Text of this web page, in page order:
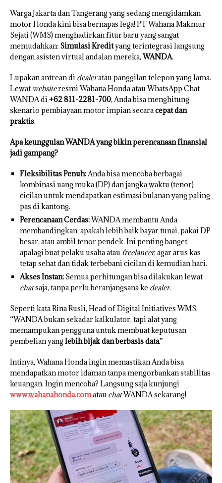
Warga Jakarta dan Tangerang yang sedang mengidamkan
motor Honda kini bisa bernapas lega! PT Wahana Makmur
Sejati (WMS) menghadirkan fitur baru yang sangat
memudahkan: Simulasi Kredityang terintegrasi langsung
dengan asisten virtual andalan mereka,WANDA.
Lupakan antrean di dealeratau panggilan telepon yang lama.
Lewat websiteresmi Wahana Honda atau WhatsApp Chat
WANDA di+62 811-2281-700, Anda bisa menghitung
skenario pembiayaan motor impian secaracepat dan
praktis.
Apa keunggulan WANDA yang bikin perencanaan finansial
jadi gampang?
Fleksibilitas Penuh:Anda bisa mencoba berbagai
kombinasi uang muka (DP) dan jangka waktu (tenor)
cicilan untuk mendapatkan estimasi bulanan yang paling
pas di kantong.
Perencanaan Cerdas:WANDA membantu Anda
membandingkan, apakah lebih baik bayar tunai, pakai DP
besar, atau ambil tenor pendek. Ini penting banget,
apalagi buat pelaku usaha ataufreelancer, agar arus kas
tetap sehat dan tidak terbebani cicilan di kemudian hari.
Akses Instan: Semua perhitungan bisa dilakukan lewat
chatsaja, tanpa perlu beranjangsana ke dealer.
Seperti kata Rina Rusli, Head of Digital Initiatives WMS,
“WANDA bukan sekadar kalkulator, tapi alat yang
memampukan pengguna untuk membuat keputusan
pembelian yanglebih bijak dan berbasis data.”
Intinya, Wahana Honda ingin memastikan Anda bisa
mendapatkan motor idaman tanpa mengorbankan stabilitas
keuangan. Ingin mencoba? Langsung saja kunjungi
www.wahanahonda.comatau chatWANDA sekarang!